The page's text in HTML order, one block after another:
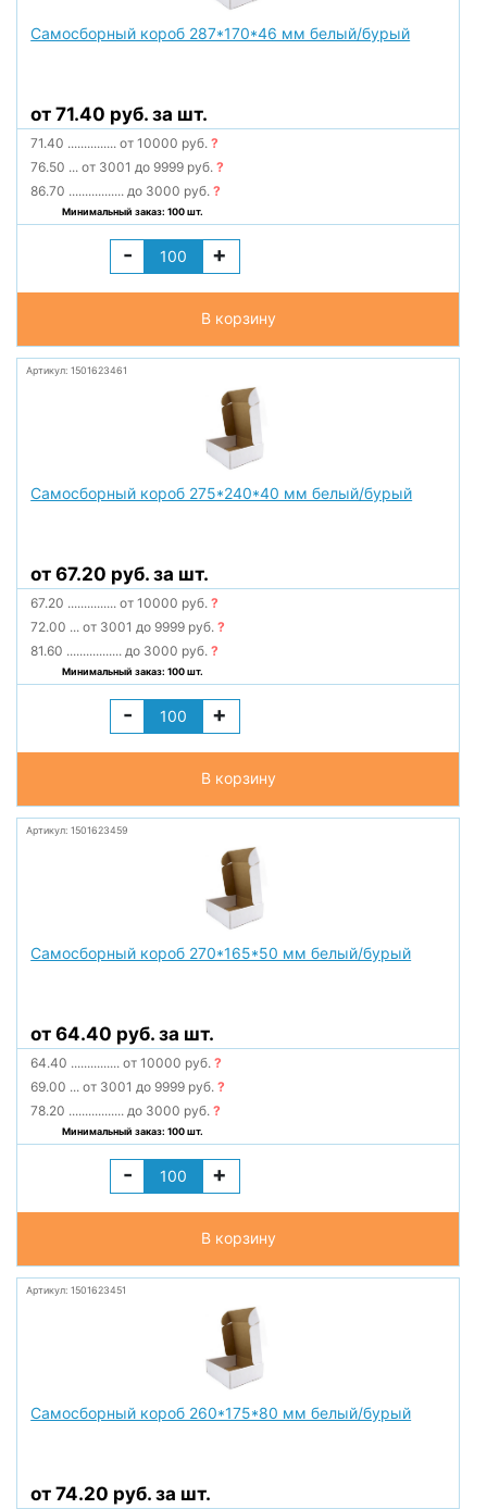
Самосборный короб 287*170*46 мм белый/бурый
от 71.40 руб. за шт.
71.40 ............... от 10000 руб.?
76.50 ... от 3001 до 9999 руб.?
86.70 ................. до 3000 руб.?
Минимальный заказ: 100 шт.
- +
В корзину
Артикул: 1501623461
Самосборный короб 275*240*40 мм белый/бурый
от 67.20 руб. за шт.
67.20 ............... от 10000 руб.?
72.00 ... от 3001 до 9999 руб.?
81.60 ................. до 3000 руб.?
Минимальный заказ: 100 шт.
- +
В корзину
Артикул: 1501623459
Самосборный короб 270*165*50 мм белый/бурый
от 64.40 руб. за шт.
64.40 ............... от 10000 руб.?
69.00 ... от 3001 до 9999 руб.?
78.20 ................. до 3000 руб.?
Минимальный заказ: 100 шт.
- +
В корзину
Артикул: 1501623451
Самосборный короб 260*175*80 мм белый/бурый
от 74.20 руб. за шт.